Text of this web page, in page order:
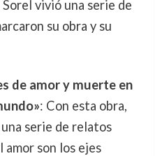
vivió una serie de
su obra y su
de amor y muerte en
: Con esta obra,
serie de relatos
amor son los ejes